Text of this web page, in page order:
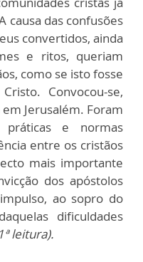
causa das confusões
convertidos, ainda
e ritos, queriam
como se isto fosse
Convocou-se,
Jerusalém. Foram
práticas e normas
entre os cristãos
mais importante
dos apóstolos
ao sopro do
dificuldades
leitura).